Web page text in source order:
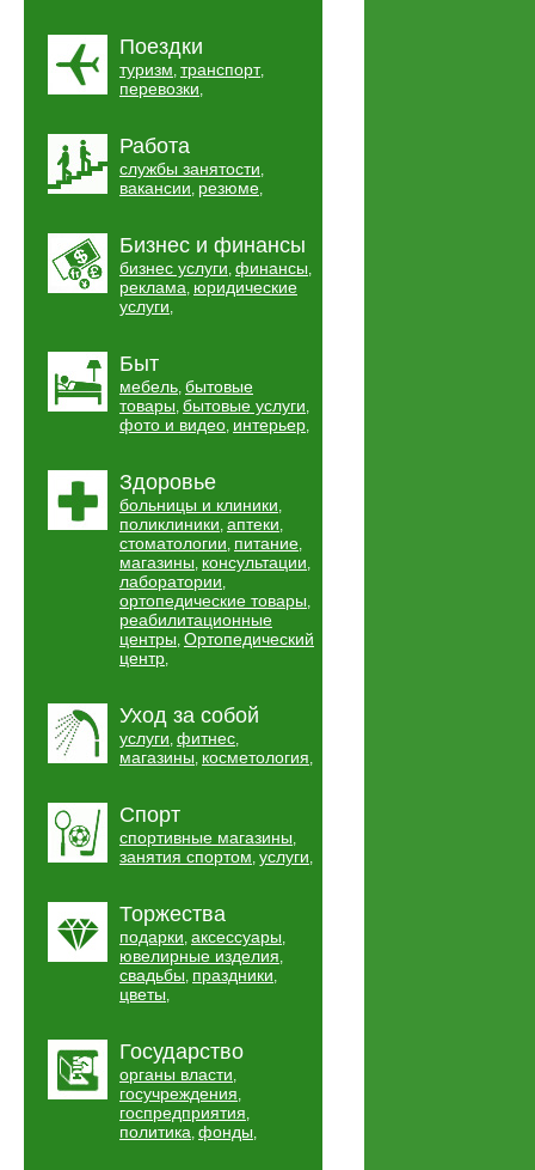
Поездки
туризм, транспорт,
перевозки,
Работа
службы занятости,
вакансии, резюме,
Бизнес и финансы
бизнес услуги, финансы,
реклама, юридические
услуги,
Быт
мебель, бытовые
товары, бытовые услуги,
фото и видео, интерьер,
Здоровье
больницы и клиники,
поликлиники, аптеки,
стоматологии, питание,
магазины, консультации,
лаборатории,
ортопедические товары,
реабилитационные
центры, Ортопедический
центр,
Уход за собой
услуги, фитнес,
магазины, косметология,
Спорт
спортивные магазины,
занятия спортом, услуги,
Торжества
подарки, аксессуары,
ювелирные изделия,
свадьбы, праздники,
цветы,
Государство
органы власти,
госучреждения,
госпредприятия,
политика, фонды,